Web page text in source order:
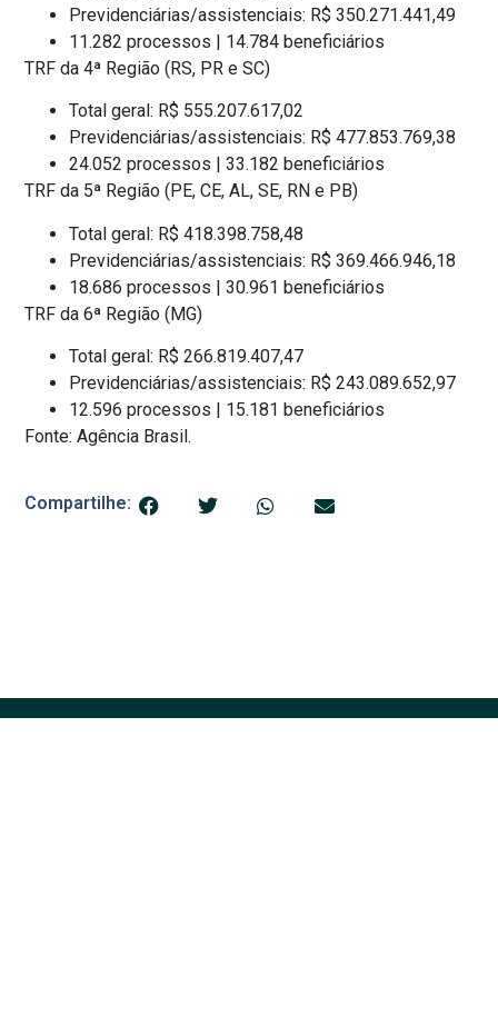
Previdenciárias/assistenciais: R$ 350.271.441,49
11.282 processos | 14.784 beneficiários
TRF da 4ª Região (RS, PR e SC)
Total geral: R$ 555.207.617,02
Previdenciárias/assistenciais: R$ 477.853.769,38
24.052 processos | 33.182 beneficiários
TRF da 5ª Região (PE, CE, AL, SE, RN e PB)
Total geral: R$ 418.398.758,48
Previdenciárias/assistenciais: R$ 369.466.946,18
18.686 processos | 30.961 beneficiários
TRF da 6ª Região (MG)
Total geral: R$ 266.819.407,47
Previdenciárias/assistenciais: R$ 243.089.652,97
12.596 processos | 15.181 beneficiários
Fonte: Agência Brasil.
Compartilhe: